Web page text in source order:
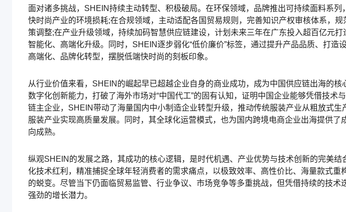
面对诸多挑战，SHEIN持续主动转型、积极破局。在环保领域，品牌推出可持续面料系
快时尚产业的环境损耗;在合规领域，主动适配各国贸易规则，完善知识产权审核体系，
策调整;在产业升级领域，持续加码智慧供应链建设，计划未来三年在广东投入超百亿元
智能化、高端化升级。同时，SHEIN逐步弱化“低价廉价”标签，通过提升产品品质、打造
高端化、品牌化转型，摆脱低端快时尚的刻板印象。
从行业价值来看，SHEIN的崛起早已超越企业自身的商业成功，成为中国供应链出海的
数字化创新能力，打破了海外市场对“中国代工”的固有认知，证明中国企业能够凭借技术
链主企业，SHEIN带动了海量国内中小制造企业转型升级，推动传统服装产业从粗放式
服装产业实现高质量发展。同时，其全球化运营模式，也为国内跨境电商企业出海提供
向成熟。
纵观SHEIN的发展之路，其成功的核心逻辑，是时代机遇、产业优势与技术创新的完美
化技术红利，精准捕捉全球年轻消费者的需求痛点，以极致效率、高性价比、海量款式
的蜕变。尽管当下仍面临贸易监管、行业争议、市场竞争等多重挑战，但凭借持续的技
强劲的增长潜力。